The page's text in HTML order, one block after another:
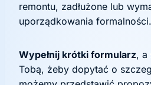
remontu, zadłużone lub
uporządkowania formalności.
Wypełnij krótki formularz, a
Tobą, żeby dopytać o